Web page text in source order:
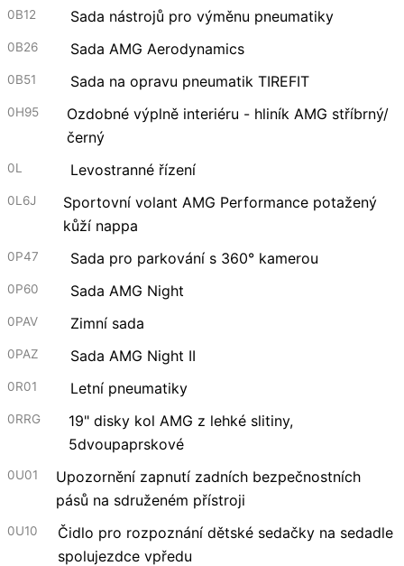
0B12 Sada nástrojů pro výměnu pneumatiky
0B26 Sada AMG Aerodynamics
0B51 Sada na opravu pneumatik TIREFIT
0H95
Ozdobné výplně interiéru - hliník AMG stříbrný/
černý
0L Levostranné řízení
0L6J
Sportovní volant AMG Performance potažený
kůží nappa
0P47 Sada pro parkování s 360° kamerou
0P60 Sada AMG Night
0PAV Zimní sada
0PAZ Sada AMG Night II
0R01 Letní pneumatiky
0RRG
19" disky kol AMG z lehké slitiny,
5dvoupaprskové
0U01
Upozornění zapnutí zadních bezpečnostních
pásů na sdruženém přístroji
0U10
Čidlo pro rozpoznání dětské sedačky na sedadle
spolujezdce vpředu